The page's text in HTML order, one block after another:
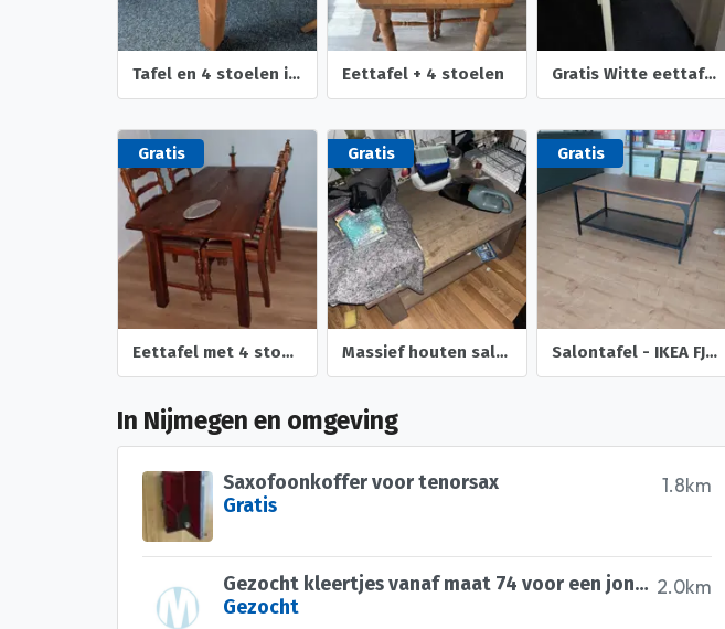
Tafel en 4 stoelen in goede staat Eettafel + 4 stoelen Gratis Witte eettafel/bureautafel (IKEA VIHALS)
Gratis
Eettafel met 4 stoelen
Gratis
Massief houten salontafel
Gratis
Salontafel - IKEA FJALLBO
In Nijmegen en omgeving
1.8km
Saxofoonkoffer voor tenorsax
Gratis
2.0km
Gezocht kleertjes vanaf maat 74 voor een jongen
Gezocht